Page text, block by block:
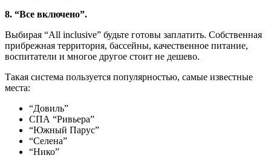
8. “Все включено”.
Выбирая “All inclusive” будьте готовы заплатить. Собственная
прибрежная территория, бассейны, качественное питание,
воспитатели и многое другое стоит не дешево.
Такая система пользуется популярностью, самые известные
места:
“Довиль”
СПА “Ривьера”
“Южный Парус”
“Селена”
“Нико”